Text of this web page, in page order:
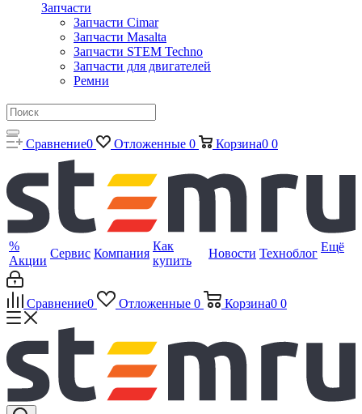
Запчасти
Запчасти Cimar
Запчасти Masalta
Запчасти STEM Techno
Запчасти для двигателей
Ремни
Сравнение0 Отложенные 0 Корзина0 0
%
Акции
Сервис Компания
Как
купить
Новости Техноблог Ещё
Сравнение0 Отложенные 0 Корзина0 0